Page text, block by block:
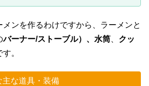
ンを作るわけですから、ラーメンと
バーナー/ストーブル）、水筒
クッ
。
主な道具・装備